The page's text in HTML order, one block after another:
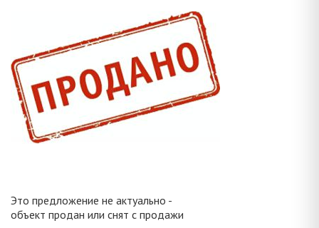
Это предложение не актуально -
объект продан или снят с продажи